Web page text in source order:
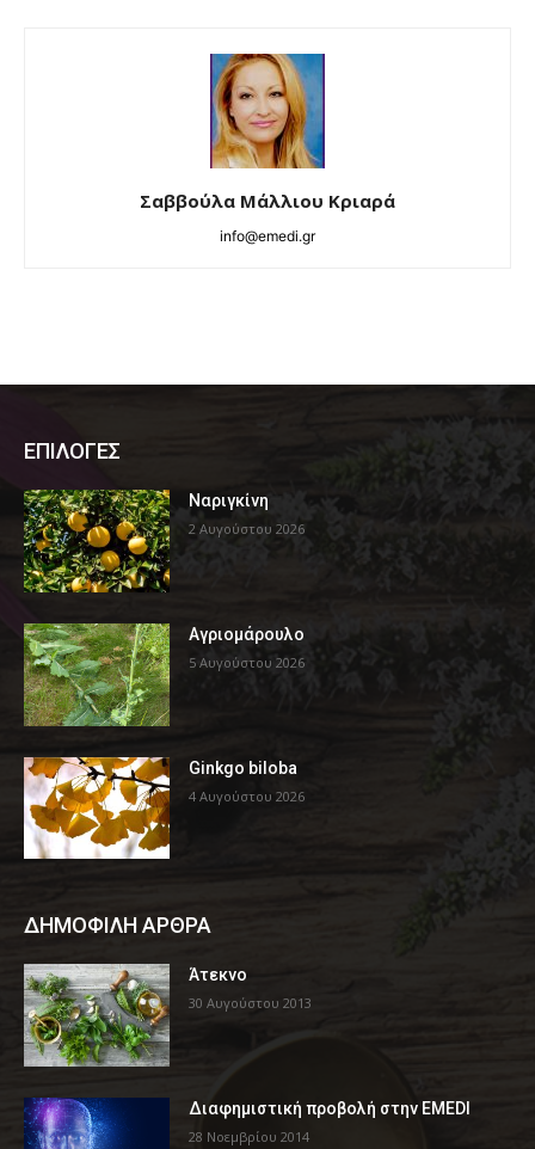
Σαββούλα Μάλλιου Κριαρά
info@emedi.gr
ΕΠΙΛΟΓΕΣ
Ναριγκίνη
2 Αυγούστου 2026
Αγριομάρουλο
5 Αυγούστου 2026
Ginkgo biloba
4 Αυγούστου 2026
ΔΗΜΟΦΙΛΗ ΑΡΘΡΑ
Άτεκνο
30 Αυγούστου 2013
Διαφημιστική προβολή στην EMEDI
28 Νοεμβρίου 2014